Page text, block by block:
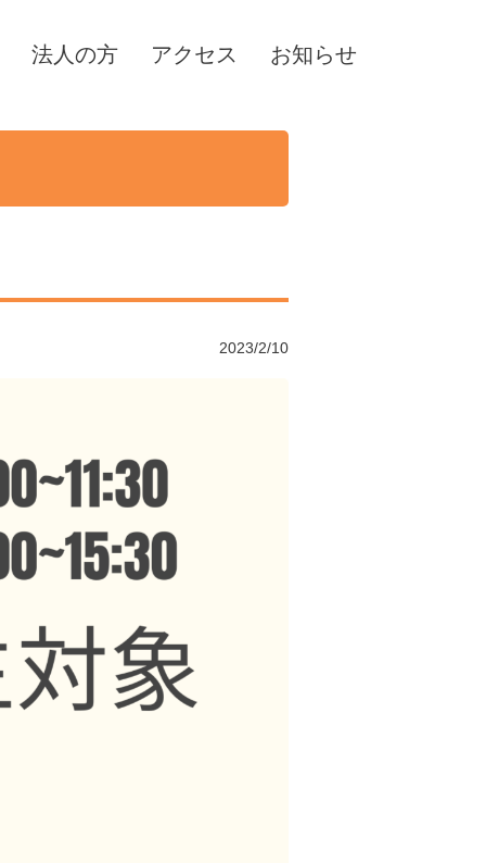
法人の方 アクセス お知らせ
2023/2/10